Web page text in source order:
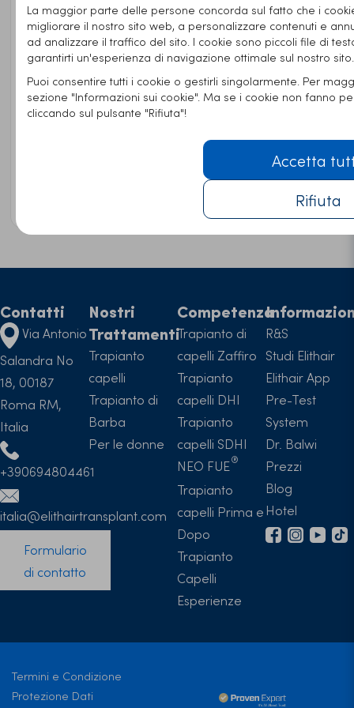
Shampoo & Spray Set
45,95€ IVA inclusa
Ordinare ora
Integratori alimentari
Contatti
Via Antonio
Salandra No
18, 00187
Roma RM,
Italia
+390694804461
italia@elithairtransplant.com
Formulario
di contatto
Nostri
Trattamenti
Trapianto
capelli
Trapianto di
Barba
Per le donne
Competenza
Trapianto di
capelli Zaffiro
Trapianto
capelli DHI
Trapianto
capelli SDHI
NEO FUE
Trapianto
capelli Prima e
Dopo
Trapianto
Capelli
Esperienze
R&S
Studi Elithair
Elithair App
Pre-Test
System
Dr. Balwi
Prezzi
Blog
Hotel
Termini e Condizione
Protezione Dati
La maggior parte delle persone concorda sul fatto che i
migliorare il nostro sito web, a personalizzare contenuti e
ad analizzare il traffico del sito. I cookie sono piccoli file di
garantirti un'esperienza di navigazione ottimale sul nostro sito.
Puoi consentire tutti i cookie o gestirli singolarmente. Per
sezione "Informazioni sui cookie". Ma se i cookie non fanno
cliccando sul pulsante "Rifiuta"!
Accetta
Rifiuta